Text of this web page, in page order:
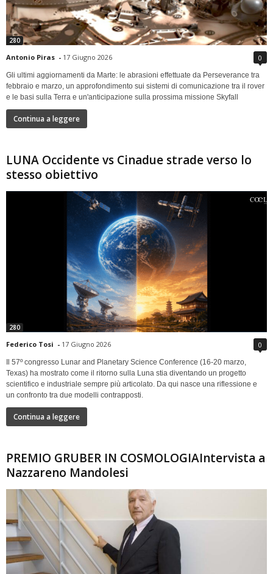
280
Antonio Piras - 17 Giugno 2026 0
Gli ultimi aggiornamenti da Marte: le abrasioni effettuate da Perseverance tra
febbraio e marzo, un approfondimento sui sistemi di comunicazione tra il rover
e le basi sulla Terra e un'anticipazione sulla prossima missione Skyfall
Continua a leggere
LUNA Occidente vs Cinadue strade verso lo
stesso obiettivo
280
Federico Tosi - 17 Giugno 2026 0
Il 57º congresso Lunar and Planetary Science Conference (16-20 marzo,
Texas) ha mostrato come il ritorno sulla Luna stia diventando un progetto
scientifico e industriale sempre più articolato. Da qui nasce una riflessione e
un confronto tra due modelli contrapposti.
Continua a leggere
PREMIO GRUBER IN COSMOLOGIAIntervista a
Nazzareno Mandolesi